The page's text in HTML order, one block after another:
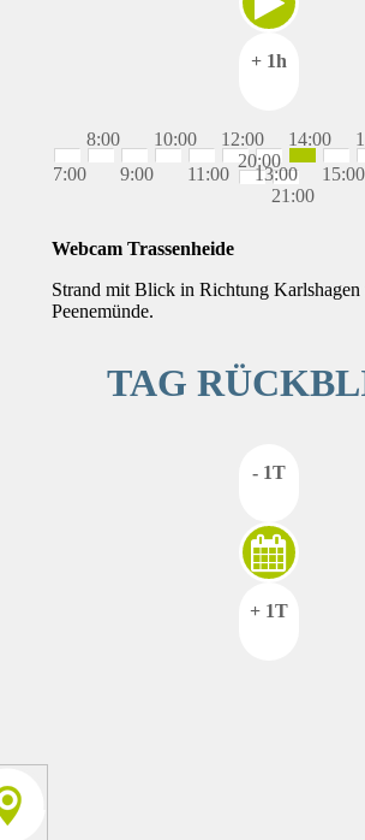
+ 1h
7:00
8:00
9:00
10:00
11:00
12:00
13:00
14:00
15:00
20:00
21:00
Webcam Trassenheide
Strand mit Blick in Richtung Karlshagen
Peenemünde.
TAG
- 1T
+ 1T